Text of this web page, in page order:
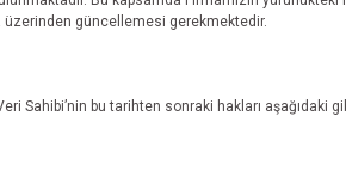
güncellemesi gerekmektedir.
bu tarihten sonraki hakları aşağıdaki